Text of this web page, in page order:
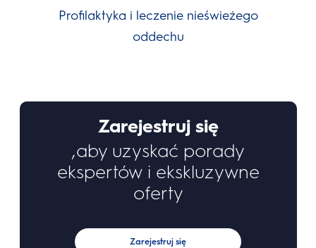
Profilaktyka i leczenie nieświeżego
oddechu
Zarejestruj się
,aby uzyskać porady
ekspertów i ekskluzywne
oferty
Zarejestruj się